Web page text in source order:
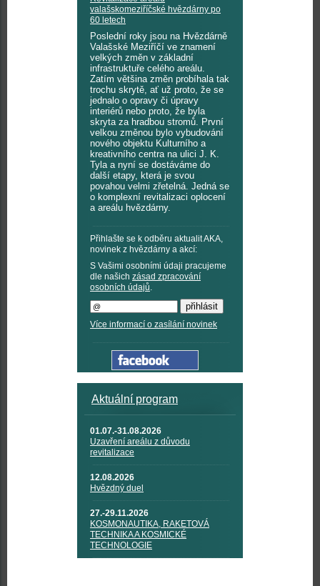
valašskomeziříčské hvězdárny po
60 letech
Poslední roky jsou na Hvězdárně
Valašské Meziříčí ve znamení
velkých změn v základní
infrastruktuře celého areálu.
Zatím většina změn probíhala tak
trochu skrytě, ať už proto, že se
jednalo o opravy či úpravy
interiérů nebo proto, že byla
skryta za hradbou stromů. První
velkou změnou bylo vybudování
nového objektu Kulturního a
kreativního centra na ulici J. K.
Tyla a nyní se dostáváme do
další etapy, která je svou
povahou velmi zřetelná. Jedná se
o komplexní revitalizaci oplocení
a areálu hvězdárny.
Přihlašte se k odběru aktualit AKA,
novinek z hvězdárny a akcí:
S Vašimi osobními údaji pracujeme
dle našich zásad zpracování
osobních údajů.
Více informací o zasílání novinek
Aktuální program
01.07.-31.08.2026
Uzavření areálu z důvodu
revitalizace
12.08.2026
Hvězdný duel
27.-29.11.2026
KOSMONAUTIKA, RAKETOVÁ
TECHNIKA A KOSMICKÉ
TECHNOLOGIE